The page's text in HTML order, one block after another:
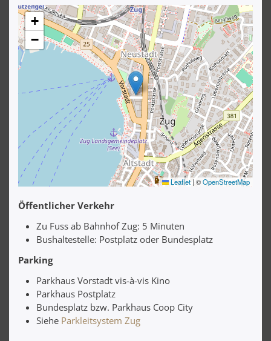
+
−
Leaflet | ©OpenStreetMap
Öffentlicher Verkehr
Zu Fuss ab Bahnhof Zug: 5 Minuten
Bushaltestelle: Postplatz oder Bundesplatz
Parking
Parkhaus Vorstadt vis-à-vis Kino
Parkhaus Postplatz
Bundesplatz bzw. Parkhaus Coop City
Siehe Parkleitsystem Zug